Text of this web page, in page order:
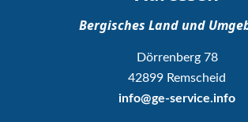
Bergisches Land und
Dörrenberg 78
42899 Remscheid
info@ge-service.info